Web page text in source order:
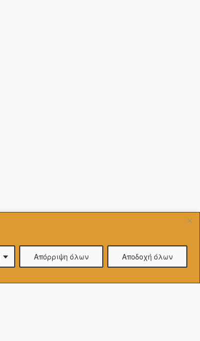
Απόρριψη όλων Αποδοχή όλων
ακούστε